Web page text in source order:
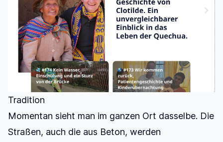
Tradition
Momentan sieht man im ganzen Ort dasselbe. Die
Straßen, auch die aus Beton, werden